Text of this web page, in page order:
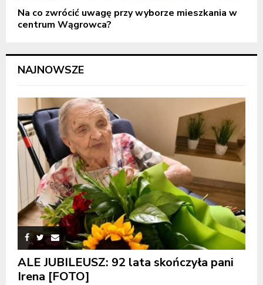
Na co zwrócić uwagę przy wyborze mieszkania w
centrum Wągrowca?
NAJNOWSZE
ALE JUBILEUSZ: 92 lata skończyła pani
Irena [FOTO]